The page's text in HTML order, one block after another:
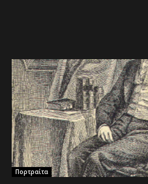
Πορτραίτα